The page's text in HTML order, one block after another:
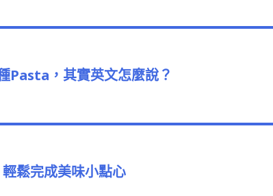
Pasta，其實英文怎麼說？
鬆完成美味小點心